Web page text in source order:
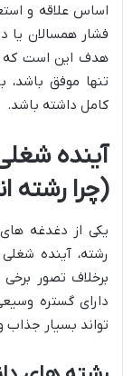
اساس علاقه و
فشار همسالان یا
هدف این است که
تنها موفق
کامل داشته باشد.
آینده
(چرا رشته
یکی از دغدغه
رشته، آینده
برخلاف تصور
دارای گستره
تواند بسیار جذاب